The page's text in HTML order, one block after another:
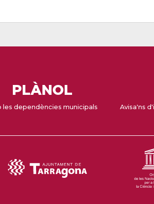
PLÀNOL
les dependències municipals Avisa'ns